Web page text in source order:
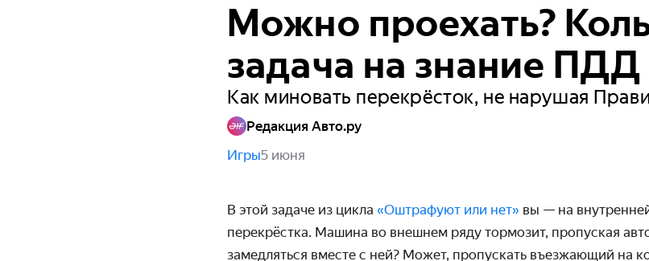
Можно проехать?
задача на знание ПДД
Как миновать перекрёсток, не нарушая
Редакция Авто.ру
Игры5 июня
В этой задаче из цикла «Оштрафуют или нет» вы — на
перекрёстка. Машина во внешнем ряду тормозит, пропуская
замедляться вместе с ней? Может, пропускать въезжающий на